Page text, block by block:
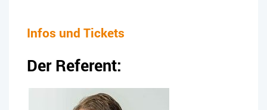
Infos und Tickets
Der Referent: